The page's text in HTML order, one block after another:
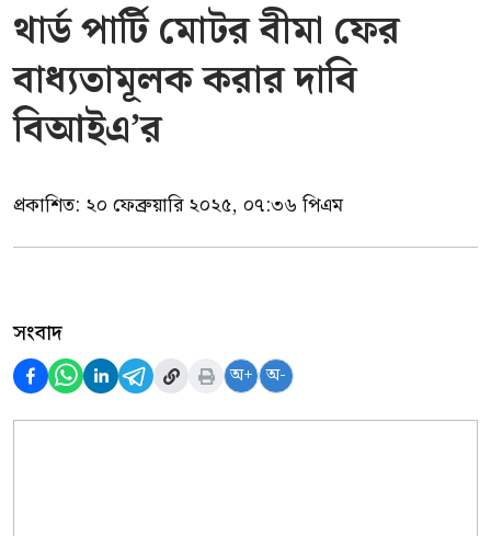
থার্ড পার্টি মোটর বীমা ফের
বাধ্যতামূলক করার দাবি
বিআইএ’র
প্রকাশিত: ২০ ফেব্রুয়ারি ২০২৫, ০৭:৩৬ পিএম
সংবাদ
অ+ অ-